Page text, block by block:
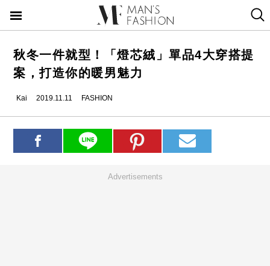
秋冬一件就型！「燈芯絨」單品4大穿搭提
案，打造你的暖男魅力
Kai 2019.11.11 FASHION
Advertisements